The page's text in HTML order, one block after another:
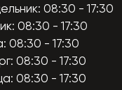
08:30 - 17:30
08:30 - 17:30
08:30 - 17:30
08:30 - 17:30
08:30 - 17:30